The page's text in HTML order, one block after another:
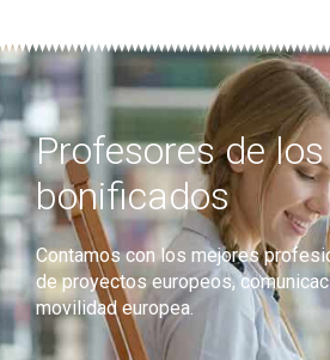
Profesores de
bonificados
Contamos con los mejores
de proyectos europeos,
movilidad europea.